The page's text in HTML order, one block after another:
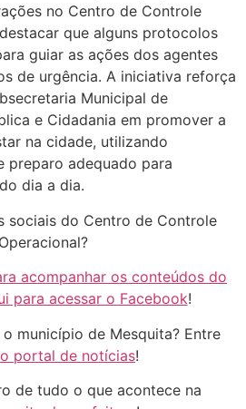
no Centro de Controle
que alguns protocolos
guiar as ações dos agentes
de urgência. A iniciativa reforça
Municipal de
e Cidadania em promover a
na cidade, utilizando
preparo adequado para
dia a dia.
sociais do Centro de Controle
Operacional?
acompanhar os conteúdos do
para acessar o Facebook!
município de Mesquita? Entre
portal de notícias!
de tudo o que acontece na